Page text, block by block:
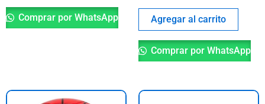
Comprar por WhatsApp Agregar al carrito
Comprar por WhatsApp